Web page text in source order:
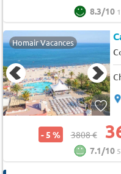
8.3/10
Homair Vacances
- 5 % 3808 €
7.1/10